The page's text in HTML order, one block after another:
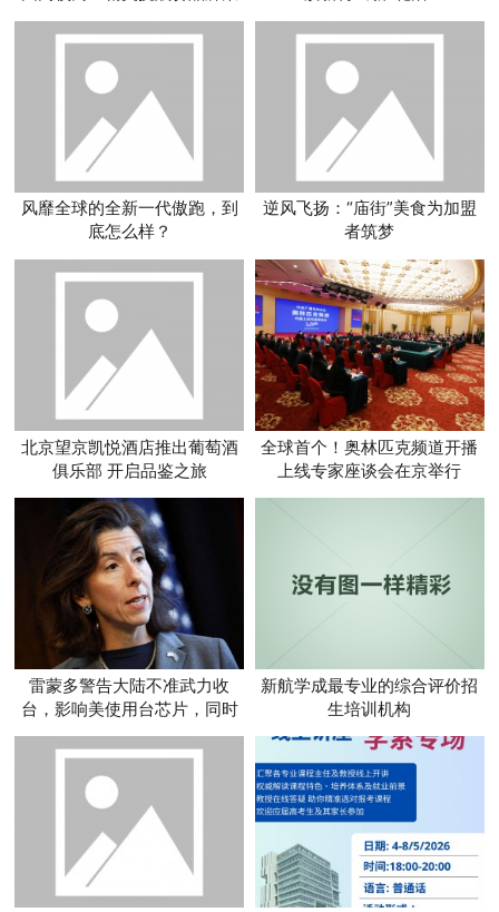
划竞赛大奖
风靡全球的全新一代傲跑，到
底怎么样？
逆风飞扬：“庙街”美食为加盟
者筑梦
北京望京凯悦酒店推出葡萄酒
俱乐部 开启品鉴之旅
全球首个！奥林匹克频道开播
上线专家座谈会在京举行
雷蒙多警告大陆不准武力收
台，影响美使用台芯片，同时
贬低华为
新航学成最专业的综合评价招
生培训机构